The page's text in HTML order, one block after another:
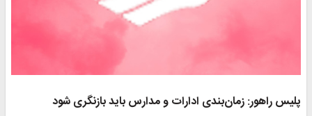
پلیس راهور: زمان‌بندی ادارات و مدارس باید بازنگری شود